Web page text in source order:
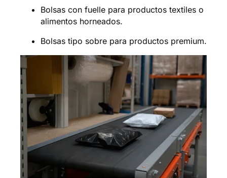
Bolsas con fuelle para productos textiles o
alimentos horneados.
Bolsas tipo sobre para productos premium.